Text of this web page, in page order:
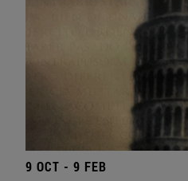
9 OCT - 9 FEB